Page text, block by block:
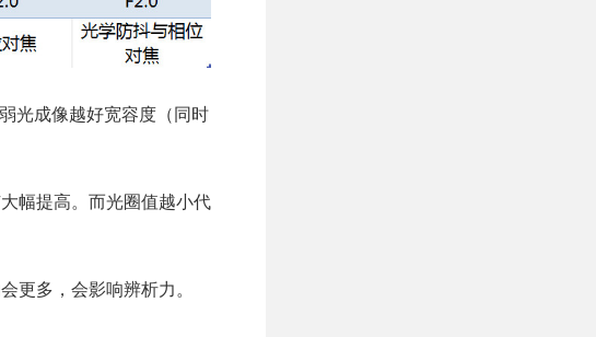
光成像越好宽容度（同时
幅提高。而光圈值越小代
更多，会影响辨析力。